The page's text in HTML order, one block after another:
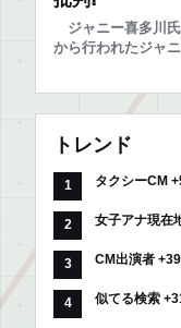
ジャニー喜多川
から行われたジャ
トレンド
タクシーCM
女子アナ現在
CM出演者
似てる検索